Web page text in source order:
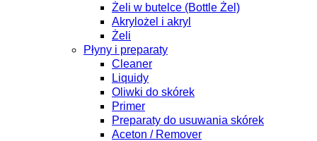
Żeli w butelce (Bottle Żel)
Akrylożel i akryl
Żeli
Płyny i preparaty
Cleaner
Liquidy
Oliwki do skórek
Primer
Preparaty do usuwania skórek
Aceton / Remover